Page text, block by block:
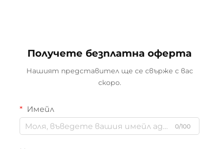
Получете безплатна оферта
Нашият представител ще се свърже с вас
скоро.
Имейл
0/100